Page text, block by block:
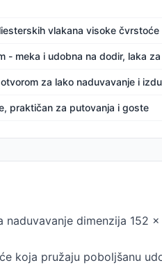
vlakana visoke
- meka i udobna na dodir, laka
za lako naduvavanje i
praktičan za putovanja i goste
dimenzija 152
koja pružaju poboljšanu